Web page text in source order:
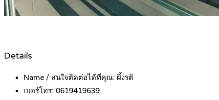
Details
Name / สนใจติดต่อได้ที่คุณ: ผึ้งรติ
เบอร์โทร: 0619419639